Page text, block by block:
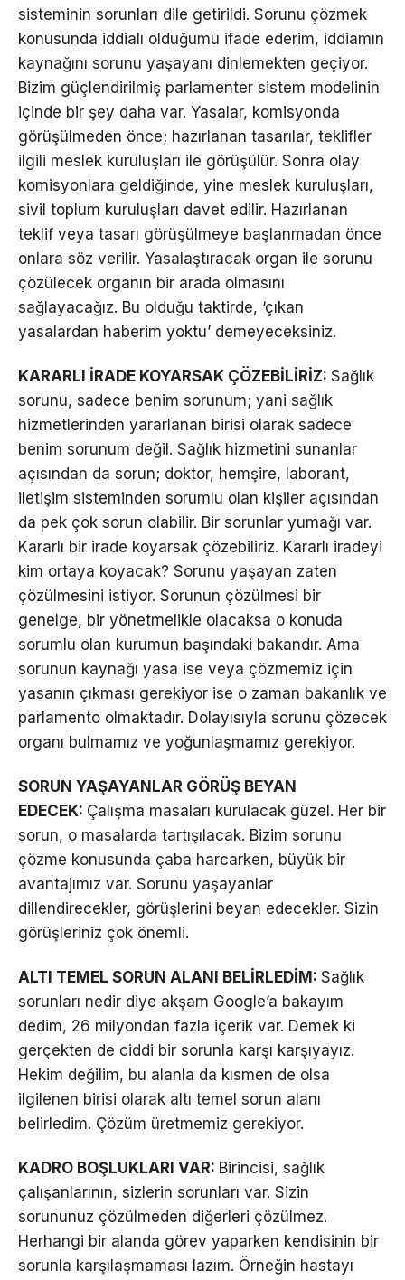
sisteminin sorunları dile getirildi. Sorunu çözmek
konusunda iddialı olduğumu ifade ederim, iddiamın
kaynağını sorunu yaşayanı dinlemekten geçiyor.
Bizim güçlendirilmiş parlamenter sistem modelinin
içinde bir şey daha var. Yasalar, komisyonda
görüşülmeden önce; hazırlanan tasarılar, teklifler
ilgili meslek kuruluşları ile görüşülür. Sonra olay
komisyonlara geldiğinde, yine meslek kuruluşları,
sivil toplum kuruluşları davet edilir. Hazırlanan
teklif veya tasarı görüşülmeye başlanmadan önce
onlara söz verilir. Yasalaştıracak organ ile sorunu
çözülecek organın bir arada olmasını
sağlayacağız. Bu olduğu taktirde, ‘çıkan
yasalardan haberim yoktu’ demeyeceksiniz.
KARARLI İRADE KOYARSAK ÇÖZEBİLİRİZ: Sağlık
sorunu, sadece benim sorunum; yani sağlık
hizmetlerinden yararlanan birisi olarak sadece
benim sorunum değil. Sağlık hizmetini sunanlar
açısından da sorun; doktor, hemşire, laborant,
iletişim sisteminden sorumlu olan kişiler açısından
da pek çok sorun olabilir. Bir sorunlar yumağı var.
Kararlı bir irade koyarsak çözebiliriz. Kararlı iradeyi
kim ortaya koyacak? Sorunu yaşayan zaten
çözülmesini istiyor. Sorunun çözülmesi bir
genelge, bir yönetmelikle olacaksa o konuda
sorumlu olan kurumun başındaki bakandır. Ama
sorunun kaynağı yasa ise veya çözmemiz için
yasanın çıkması gerekiyor ise o zaman bakanlık ve
parlamento olmaktadır. Dolayısıyla sorunu çözecek
organı bulmamız ve yoğunlaşmamız gerekiyor.
SORUN YAŞAYANLAR GÖRÜŞ BEYAN
EDECEK: Çalışma masaları kurulacak güzel. Her bir
sorun, o masalarda tartışılacak. Bizim sorunu
çözme konusunda çaba harcarken, büyük bir
avantajımız var. Sorunu yaşayanlar
dillendirecekler, görüşlerini beyan edecekler. Sizin
görüşleriniz çok önemli.
ALTI TEMEL SORUN ALANI BELİRLEDİM: Sağlık
sorunları nedir diye akşam Google’a bakayım
dedim, 26 milyondan fazla içerik var. Demek ki
gerçekten de ciddi bir sorunla karşı karşıyayız.
Hekim değilim, bu alanla da kısmen de olsa
ilgilenen birisi olarak altı temel sorun alanı
belirledim. Çözüm üretmemiz gerekiyor.
KADRO BOŞLUKLARI VAR: Birincisi, sağlık
çalışanlarının, sizlerin sorunları var. Sizin
sorununuz çözülmeden diğerleri çözülmez.
Herhangi bir alanda görev yaparken kendisinin bir
sorunla karşılaşmaması lazım. Örneğin hastayı